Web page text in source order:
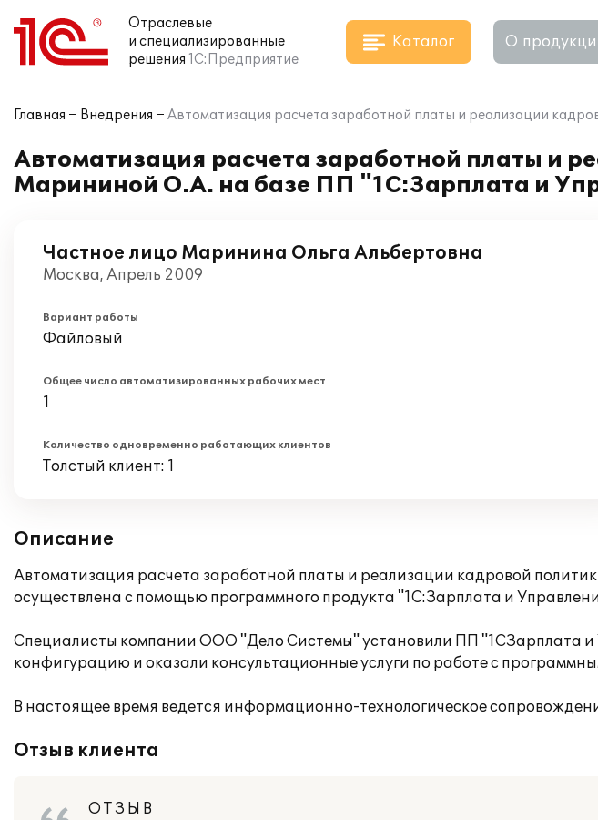
Отраслевые
и специализированные
решения 1С:Предприятие
Каталог О
Главная Внедрения Автоматизация расчета заработной платы и реализации
Автоматизация расчета заработной платы и
Марининой О.А. на базе ПП "1С:Зарплата и
Частное лицо Маринина Ольга Альбертовна
Москва, Апрель 2009
Вариант работы
Файловый
Общее число автоматизированных рабочих мест
1
Количество одновременно работающих клиентов
Толстый клиент: 1
Описание
Автоматизация расчета заработной платы и реализации кадровой
осуществлена с помощью программного продукта "1С:Зарплата и
Специалисты компании ООО "Дело Системы" установили ПП "1СЗарплата
конфигурацию и оказали консультационные услуги по работе с
В настоящее время ведется информационно-технологическое
Отзыв клиента
О Т З Ы В